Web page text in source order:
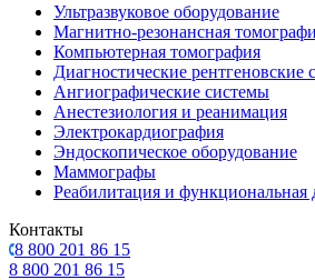
Ультразвуковое оборудование
Магнитно-резонансная
Компьютерная томография
Диагностические рентгеновские
Ангиографические системы
Анестезиология и реанимация
Электрокардиография
Эндоскопическое оборудование
Маммографы
Реабилитация и функциональная
Контакты
8 800 201 86 15
8 800 201 86 15